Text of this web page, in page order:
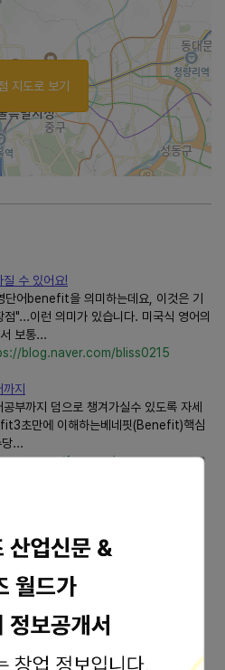
지도로 보기
수 있어요!
단어benefit을 의미하는데요, 이것은 기
"...이런 의미가 있습니다. 미국식 영어의
보통...
blog.naver.com/bliss0215
지
부까지 덤으로 챙겨가실수 있도록 자세
초만에 이해하는베네핏(Benefit)핵심
...
freepmsb
문들
되는 영어 단어 중 하나가 바로'베네핏
아""우리 회사는베네핏이 빵빵해"대
어공부 제대로 다시 해야 합니....
의 관점에서'베네핏(benefit)'의 의미를
해소! Q.베네핏뜻은 뭘까요? A. 영어
, 도움...